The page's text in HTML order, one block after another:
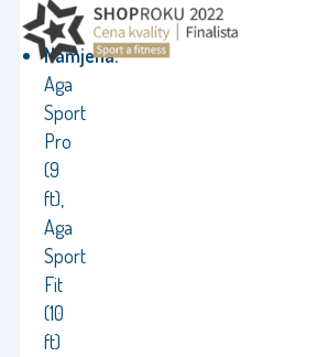
Namjena:
Aga
Sport
Pro
(9
ft),
Aga
Sport
Fit
(10
ft)